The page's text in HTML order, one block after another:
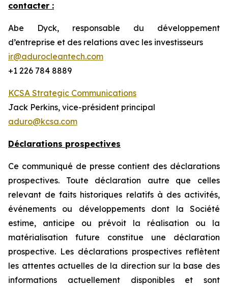
contacter :
Abe Dyck, responsable du développement
d’entreprise et des relations avec les investisseurs
ir@adurocleantech.com
+1 226 784 8889
KCSA Strategic Communications
Jack Perkins, vice-président principal
aduro@kcsa.com
Déclarations prospectives
Ce communiqué de presse contient des déclarations
prospectives. Toute déclaration autre que celles
relevant de faits historiques relatifs à des activités,
événements ou développements dont la Société
estime, anticipe ou prévoit la réalisation ou la
matérialisation future constitue une déclaration
prospective. Les déclarations prospectives reflètent
les attentes actuelles de la direction sur la base des
informations actuellement disponibles et sont